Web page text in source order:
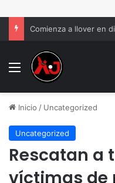
Comienza a llover en
Menu
Inicio / Uncategorized
Uncategorized
Rescatan a
víctimas de